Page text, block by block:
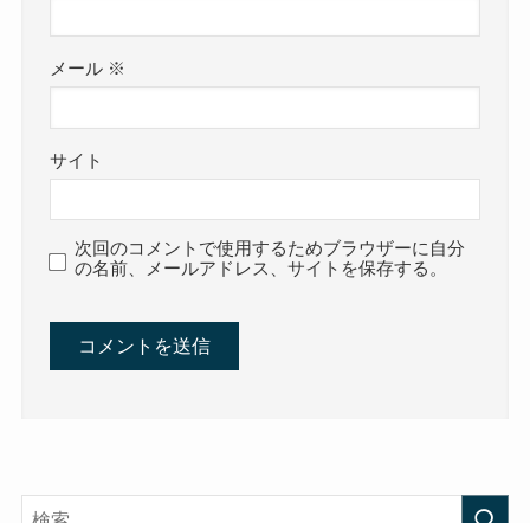
メール ※
サイト
次回のコメントで使用するためブラウザーに自分
の名前、メールアドレス、サイトを保存する。